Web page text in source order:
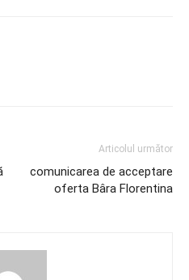
Articolul următor
comunicarea de acceptare
oferta Bâra Florentina